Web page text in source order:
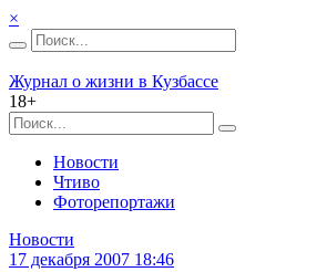
×
Журнал о жизни в Кузбассе
18+
Новости
Чтиво
Фоторепортажи
Новости
17 декабря 2007 18:46